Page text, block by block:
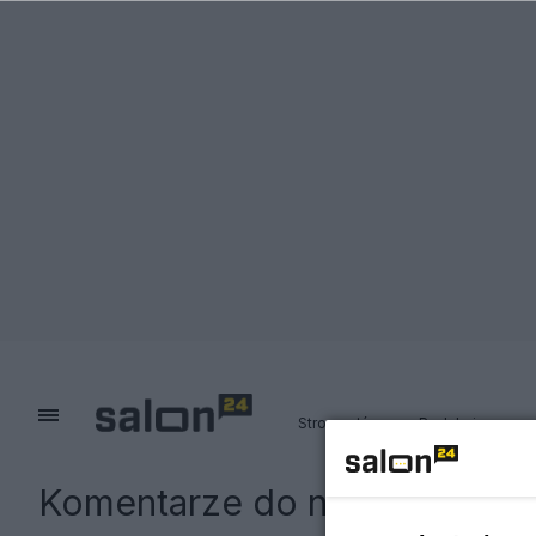
Strona główna Redakcja
Komentarze do notki: